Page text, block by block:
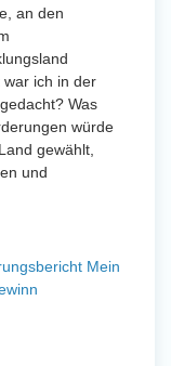
an den
ich in der
Was
würde
gewählt,
und
Mein